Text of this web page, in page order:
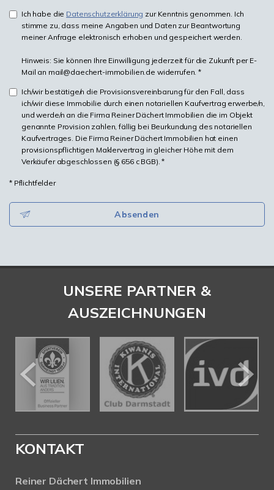
Ich habe die Datenschutzerklärung zur Kenntnis genommen. Ich
stimme zu, dass meine Angaben und Daten zur Beantwortung
meiner Anfrage elektronisch erhoben und gespeichert werden.
Hinweis: Sie können Ihre Einwilligung jederzeit für die Zukunft per E-
Mail an mail@daechert-immobilien.de widerrufen. *
Ich/wir bestätige/n die Provisionsvereinbarung für den Fall, dass
ich/wir diese Immobilie durch einen notariellen Kaufvertrag erwerbe/n,
und werde/n an die Firma Reiner Dächert Immobilien die im Objekt
genannte Provision zahlen, fällig bei Beurkundung des notariellen
Kaufvertrages. Die Firma Reiner Dächert Immobilien hat einen
provisionspflichtigen Maklervertrag in gleicher Höhe mit dem
Verkäufer abgeschlossen (§ 656 c BGB). *
* Pflichtfelder
Absenden
UNSERE PARTNER &
AUSZEICHNUNGEN
KONTAKT
Reiner Dächert Immobilien